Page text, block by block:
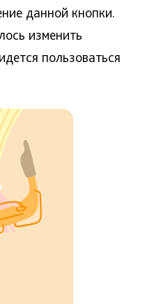
данной кнопки.
изменить
пользоваться